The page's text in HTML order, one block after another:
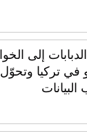
إلى
في تركيا